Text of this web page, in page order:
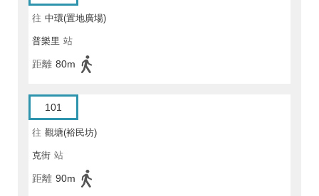
往 中環(置地廣場)
普樂里 站
距離 80m
101
往 觀塘(裕民坊)
克街 站
距離 90m